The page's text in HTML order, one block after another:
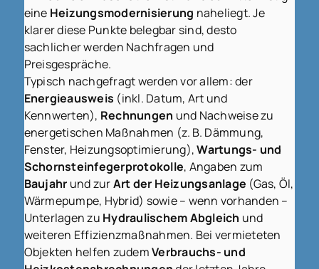
eine Heizungsmodernisierung naheliegt. Je
klarer diese Punkte belegbar sind, desto
sachlicher werden Nachfragen und
Preisgespräche.
Typisch nachgefragt werden vor allem: der
Energieausweis (inkl. Datum, Art und
Kennwerten), Rechnungen und Nachweise zu
energetischen Maßnahmen (z. B. Dämmung,
Fenster, Heizungsoptimierung),Wartungs- und
Schornsteinfegerprotokolle, Angaben zum
Baujahr und zurArt der Heizungsanlage (Gas, Öl,
Wärmepumpe, Hybrid) sowie – wenn vorhanden –
Unterlagen zu Hydraulischem Abgleich und
weiteren Effizienzmaßnahmen. Bei vermieteten
Objekten helfen zudemVerbrauchs- und